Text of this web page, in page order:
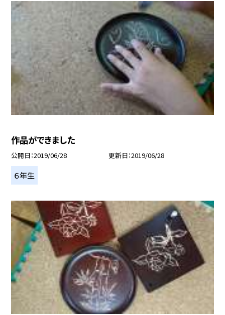
作品ができました
公開日 2019/06/28 更新日 2019/06/28
６年生